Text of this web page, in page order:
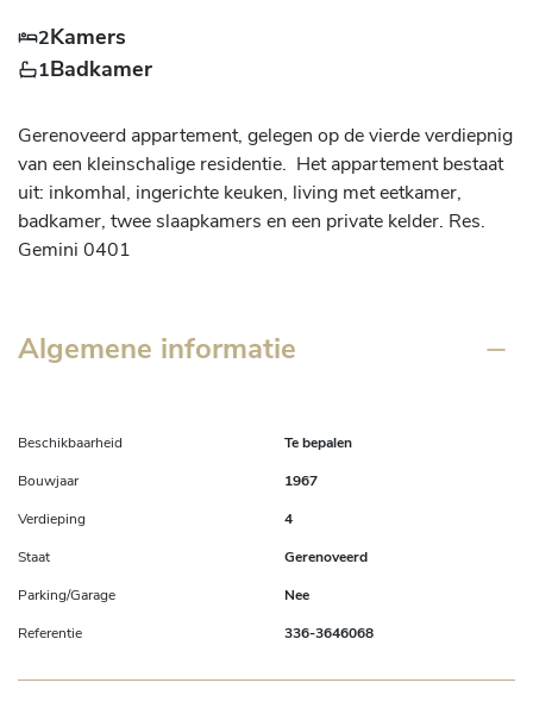
2Kamers
1Badkamer
Gerenoveerd appartement, gelegen op de vierde verdiepnig
van een kleinschalige residentie.  Het appartement bestaat
uit: inkomhal, ingerichte keuken, living met eetkamer,
badkamer, twee slaapkamers en een private kelder. Res.
Gemini 0401
Algemene informatie
Beschikbaarheid
Te bepalen
Bouwjaar
1967
Verdieping
4
Staat
Gerenoveerd
Parking/Garage
Nee
Referentie
336-3646068